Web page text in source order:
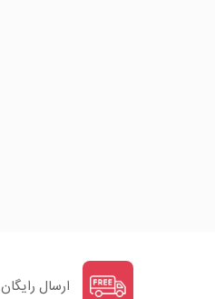
ارسال رایگان